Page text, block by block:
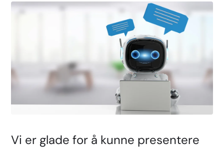
Vi er glade for å kunne presentere